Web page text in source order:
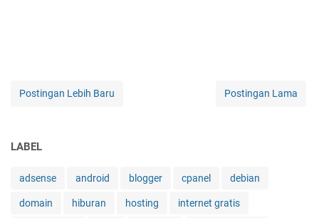
Postingan Lebih Baru Postingan Lama
LABEL
adsense android blogger cpanel debian
domain hiburan hosting internet gratis